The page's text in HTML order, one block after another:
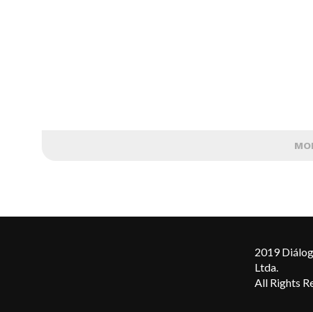
2019
Ltda.
All Rights